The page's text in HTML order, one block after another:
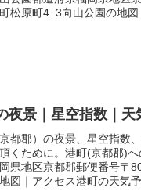
松原町4−3向山公園の地
夜景｜星空指数｜天
都郡）の夜景、星空指数
くために。港町(京都郡)
県地区京都郡郵便番号〒
図｜アクセス港町の天気予